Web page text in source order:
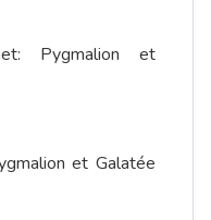
et Galatée